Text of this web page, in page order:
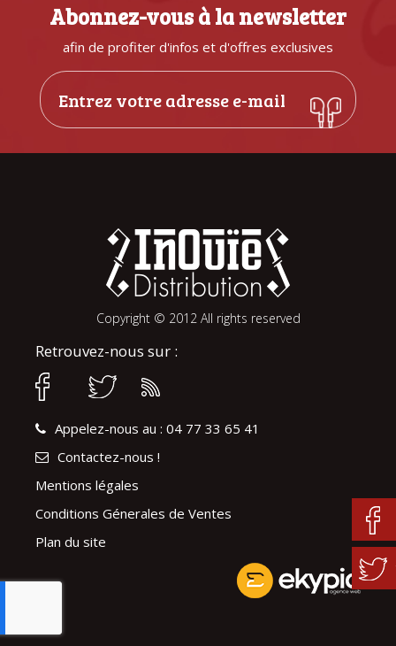
Abonnez-vous à la newsletter
afin de profiter d'infos et d'offres exclusives
Copyright © 2012 All rights reserved
Retrouvez-nous sur :
Appelez-nous au : 04 77 33 65 41
Contactez-nous !
Mentions légales
Conditions Génerales de Ventes
Plan du site